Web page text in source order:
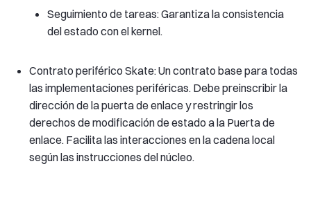
Seguimiento de tareas: Garantiza la consistencia
del estado con el kernel.
Contrato periférico Skate: Un contrato base para todas
las implementaciones periféricas. Debe preinscribir la
dirección de la puerta de enlace y restringir los
derechos de modificación de estado a la Puerta de
enlace. Facilita las interacciones en la cadena local
según las instrucciones del núcleo.